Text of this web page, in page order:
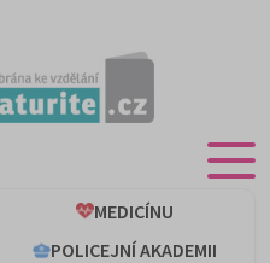
MEDICÍNU
POLICEJNÍ AKADEMII